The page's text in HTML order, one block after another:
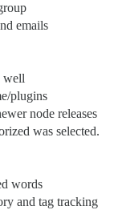
emails
well
plugins
node releases
was selected.
words
and tag tracking